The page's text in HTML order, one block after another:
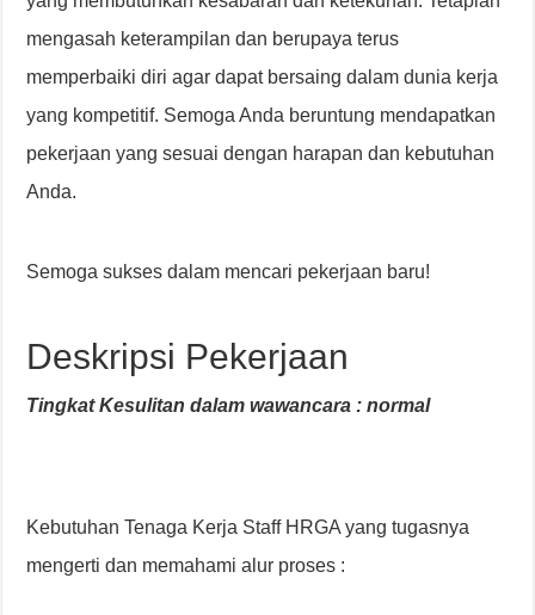
mengasah keterampilan dan berupaya terus
memperbaiki diri agar dapat bersaing dalam dunia kerja
yang kompetitif. Semoga Anda beruntung mendapatkan
pekerjaan yang sesuai dengan harapan dan kebutuhan
Anda.
Semoga sukses dalam mencari pekerjaan baru!
Deskripsi Pekerjaan
Tingkat Kesulitan dalam wawancara : normal
Kebutuhan Tenaga Kerja Staff HRGA yang tugasnya
mengerti dan memahami alur proses :